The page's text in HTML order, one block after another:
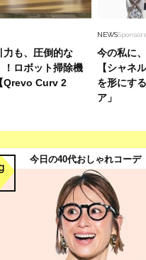
【40代】今だけ1万円以下
のきれいめトップス』5選
力も、圧倒的な
！ロボット掃除機
Qrevo Curv 2
NEWS
今の私に
【シャネ
を形にす
ア」
今日の40代おしゃれコーデ